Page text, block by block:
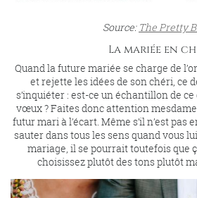
Source: The Pretty
La mariée en
Quand la future mariée se charge de
et rejette les idées de son chéri, ce
s’inquiéter : est-ce un échantillon de
vœux ? Faites donc attention
futur mari à l’écart. Même s’il n’est pas
sauter dans tous les sens quand vous
mariage, il se pourrait toutefois que
choisissez plutôt des tons plutôt